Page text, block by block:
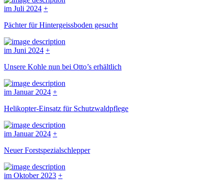
im Juli 2024 +
Pächter für Hintergeissboden gesucht
im Juni 2024 +
Unsere Kohle nun bei Otto’s erhältlich
im Januar 2024 +
Helikopter-Einsatz für Schutzwaldpflege
im Januar 2024 +
Neuer Forstspezialschlepper
im Oktober 2023 +